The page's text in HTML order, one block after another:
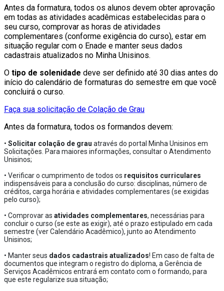
Antes da formatura, todos os alunos devem obter aprovação
em todas as atividades acadêmicas estabelecidas para o
seu curso, comprovar as horas de atividades
complementares (conforme exigência do curso), estar em
situação regular com o Enade e manter seus dados
cadastrais atualizados no Minha Unisinos.
O tipo de solenidade deve ser definido até 30 dias antes do
início do calendário de formaturas do semestre em que você
concluirá o curso.
Faça sua solicitação de Colação de Grau
Antes da formatura, todos os formandos devem:
• Solicitar colação de grau através do portal Minha Unisinos em
Solicitações. Para maiores informações, consultar o Atendimento
Unisinos;
• Verificar o cumprimento de todos os requisitos curriculares
indispensáveis para a conclusão do curso: disciplinas, número de
créditos, carga horária e atividades complementares (se exigidas
pelo curso);
• Comprovar as atividades complementares, necessárias para
concluir o curso (se este as exigir), até o prazo estipulado em cada
semestre (ver Calendário Acadêmico), junto ao Atendimento
Unisinos;
• Manter seus dados cadastrais atualizados! Em caso de falta de
documentos que integram o registro do diploma, a Gerência de
Serviços Acadêmicos entrará em contato com o formando, para
que este regularize sua situação;